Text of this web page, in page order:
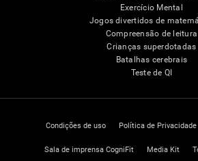
Exercício Mental
Jogos divertidos de
Compreensão de leitura
Crianças superdotadas
Batalhas cerebrais
Teste de QI
Condições de uso Política de Privacidade
Sala de imprensa CogniFit Media Kit